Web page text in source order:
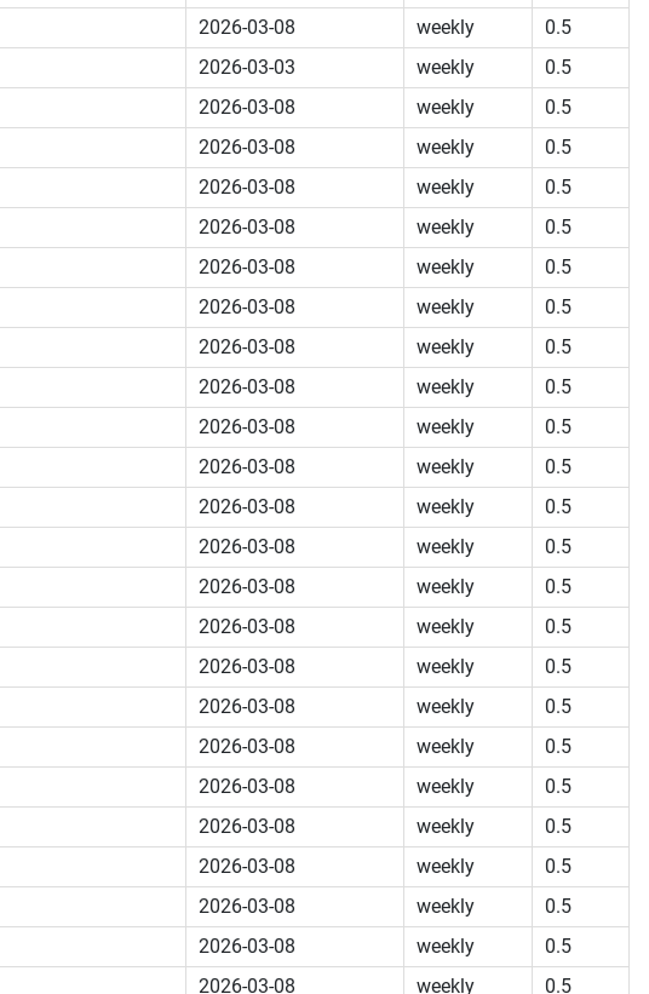
2026-03-08 weekly
0.5
2026-03-03 weekly
0.5
2026-03-08 weekly
0.5
2026-03-08 weekly
0.5
2026-03-08 weekly
0.5
2026-03-08 weekly
0.5
2026-03-08 weekly
0.5
2026-03-08 weekly
0.5
2026-03-08 weekly
0.5
2026-03-08 weekly
0.5
2026-03-08 weekly
0.5
2026-03-08 weekly
0.5
2026-03-08 weekly
0.5
2026-03-08 weekly
0.5
2026-03-08 weekly
0.5
2026-03-08 weekly
0.5
2026-03-08 weekly
0.5
2026-03-08 weekly
0.5
2026-03-08 weekly
0.5
2026-03-08 weekly
0.5
2026-03-08 weekly
0.5
2026-03-08 weekly
0.5
2026-03-08 weekly
0.5
2026-03-08 weekly
0.5
2026-03-08 weekly
0.5